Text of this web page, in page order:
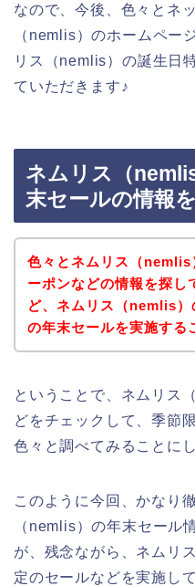
なので、今後、色々とネ
（nemlis）のホームペー
リス（nemlis）の誕生日
ていただきます♪
ネムリス（
末セールの情報
色々とネムリス（nemlis
ーポンなどの情報を探し
ど、ネムリス（nemlis）
の年末セールを実施する
ということで、ネムリス
どをチェックして、季節
色々と調べてみることに
このように今回、かなり
（nemlis）の年末セール
が、残念ながら、ネムリ
定のセールなどを実施し